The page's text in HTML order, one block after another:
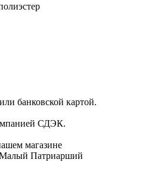
банковской картой.
СДЭК.
магазине
Патриарший